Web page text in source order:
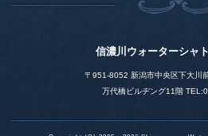
信濃川ウォーターシャ
〒951-8052 新潟市中央区下大川
万代橋ビルヂング11階